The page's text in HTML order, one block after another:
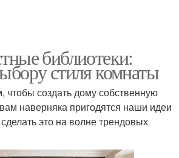
библиотеки:
стиля комнаты
чтобы создать дому собственную
наверняка пригодятся наши идеи
это на волне трендовых